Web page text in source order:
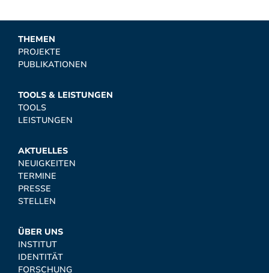
THEMEN
PROJEKTE
PUBLIKATIONEN
TOOLS & LEISTUNGEN
TOOLS
LEISTUNGEN
AKTUELLES
NEUIGKEITEN
TERMINE
PRESSE
STELLEN
ÜBER UNS
INSTITUT
IDENTITÄT
FORSCHUNG